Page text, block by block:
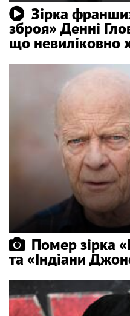
Зірка
зброя» Денні
що невиліковно
Помер зірка
та «Індіани